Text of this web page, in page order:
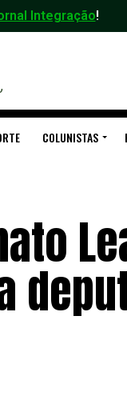
Integração!
COLUNISTAS